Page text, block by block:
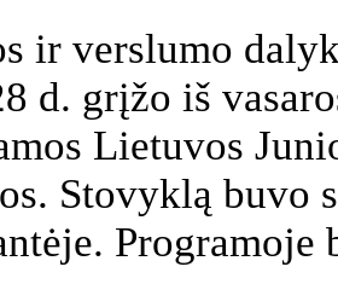
ir verslumo
d. grįžo iš
Lietuvos
Stovyklą buvo
Programoje